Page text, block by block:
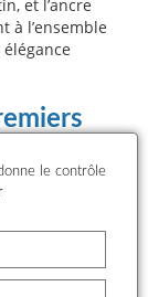
et l’ancre
à l’ensemble
inauguré en
où il trouve
mariale.
s’arrête pas
le contrôle